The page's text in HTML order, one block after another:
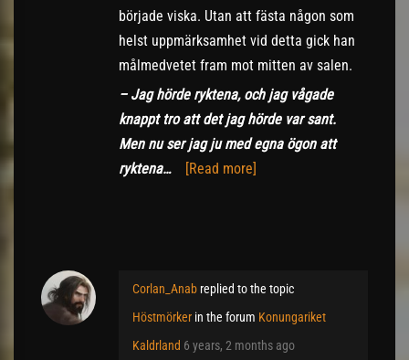
började viska. Utan att fästa någon som
helst uppmärksamhet vid detta gick han
målmedvetet fram mot mitten av salen.
– Jag hörde ryktena, och jag vågade
knappt tro att det jag hörde var sant.
Men nu ser jag ju med egna ögon att
ryktena…
[Read more]
Corlan_Anab replied to the topic
Höstmörker in the forum Konungariket
Kaldrland 6 years, 2 months ago